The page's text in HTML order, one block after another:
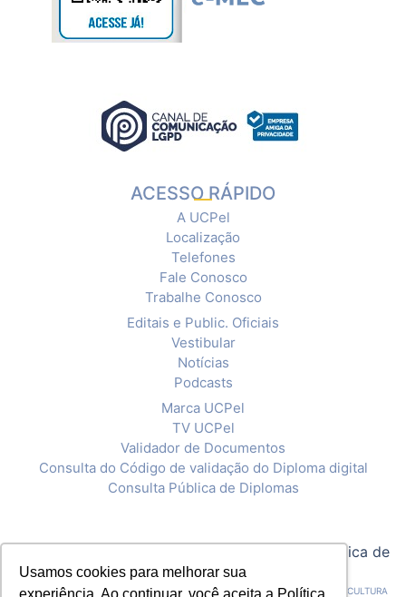
Usamos cookies para melhorar sua
experiência. Ao continuar, você aceita a Política
ACESSO RÁPIDO
A UCPel
Localização
Telefones
Fale Conosco
Trabalhe Conosco
Editais e Public. Oficiais
Vestibular
Notícias
Podcasts
Marca UCPel
TV UCPel
Validador de Documentos
Consulta do Código de validação do Diploma digital
Consulta Pública de Diplomas
Política de
Privacidade
CNPJ: 92.238.914/0001-03 - ASSOCIAÇÃO PELOTENSE DE ASSISTÊNCIA E CULTURA